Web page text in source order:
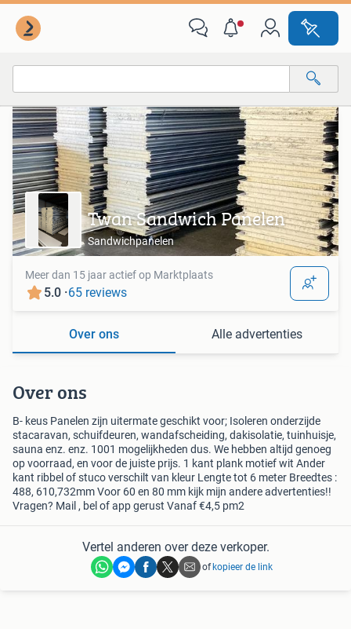
Alle categorieën…
Alle afstanden…
Twan Sandwich Panelen
Sandwichpanelen
Meer dan 15 jaar actief op Marktplaats
5.0 ·65 reviews
Over ons Alle advertenties
Over ons
B- keus Panelen zijn uitermate geschikt voor; Isoleren onderzijde
stacaravan, schuifdeuren, wandafscheiding, dakisolatie, tuinhuisje,
sauna enz. enz. 1001 mogelijkheden dus. We hebben altijd genoeg
op voorraad, en voor de juiste prijs. 1 kant plank motief wit Ander
kant ribbel of stuco verschilt van kleur Lengte tot 6 meter Breedtes :
488, 610,732mm Voor 60 en 80 mm kijk mijn andere advertenties!!
Vragen? Mail , bel of app gerust Vanaf €4,5 pm2
Vertel anderen over deze verkoper.
of kopieer de link